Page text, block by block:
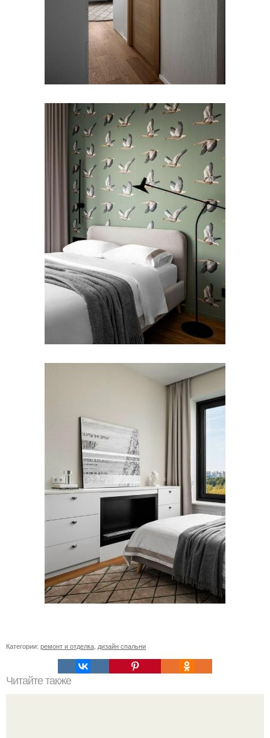
Категории: ремонт и отделка дизайн спальни
Читайте также